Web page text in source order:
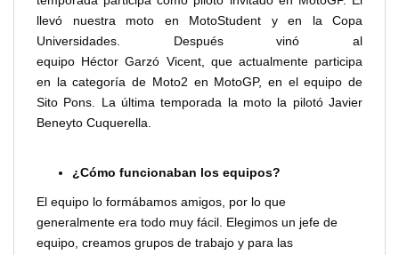
llevó nuestra moto en MotoStudent y en la Copa
Universidades. Después vinó al
equipo Héctor Garzó Vicent, que actualmente participa
en la categoría de Moto2 en MotoGP, en el equipo de
Sito Pons. La última temporada la moto la pilotó Javier
Beneyto Cuquerella.
¿Cómo funcionaban los equipos?
El equipo lo formábamos amigos, por lo que
generalmente era todo muy fácil. Elegimos un jefe de
equipo, creamos grupos de trabajo y para las